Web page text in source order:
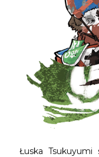
Łuska Tsukuyumi